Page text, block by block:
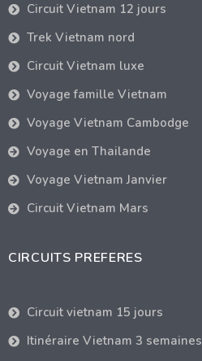
Circuit Vietnam 12 jours
Trek Vietnam nord
Circuit Vietnam luxe
Voyage famille Vietnam
Voyage Vietnam Cambodge
Voyage en Thailande
Voyage Vietnam Janvier
Circuit Vietnam Mars
CIRCUITS PREFERES
Circuit vietnam 15 jours
Itinéraire Vietnam 3 semaines